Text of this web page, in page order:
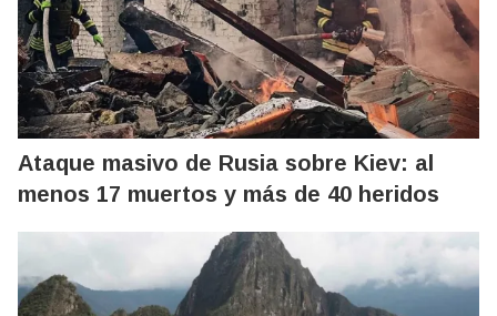
Ataque masivo de Rusia sobre Kiev: al
menos 17 muertos y más de 40 heridos